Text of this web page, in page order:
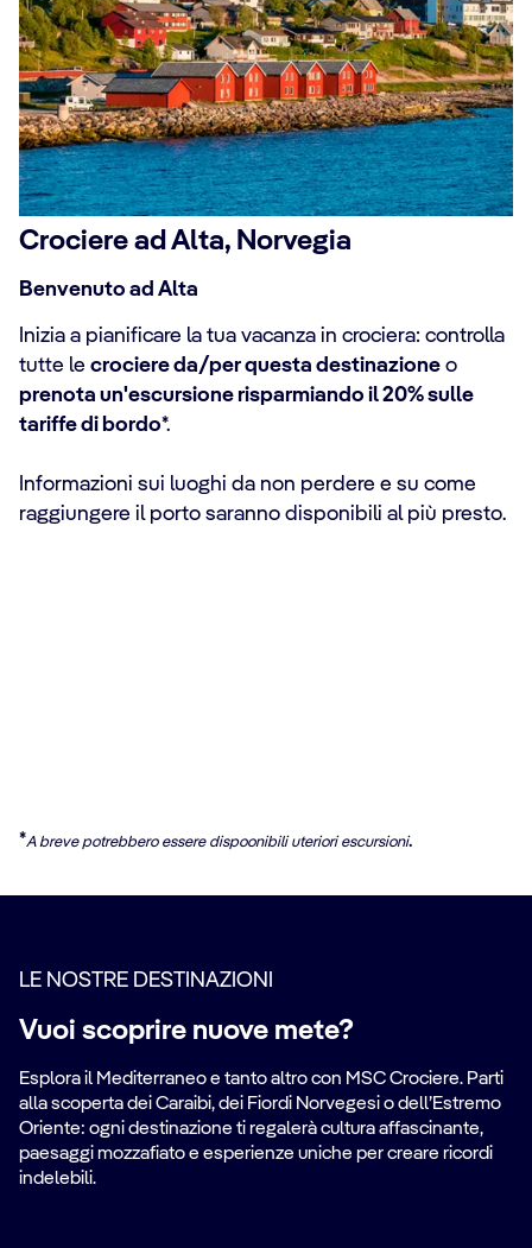
Crociere ad Alta, Norvegia
Benvenuto ad Alta
Inizia a pianificare la tua vacanza in crociera: controlla
tutte le crociere da/per questa destinazione o
prenota un'escursione risparmiando il 20% sulle
tariffe di bordo*.
Informazioni sui luoghi da non perdere e su come
raggiungere il porto saranno disponibili al più presto.
*A breve potrebbero essere dispoonibili uteriori escursioni.
LE NOSTRE DESTINAZIONI
Vuoi scoprire nuove mete?
Esplora il Mediterraneo e tanto altro con MSC Crociere. Parti
alla scoperta dei Caraibi, dei Fiordi Norvegesi o dell’Estremo
Oriente: ogni destinazione ti regalerà cultura affascinante,
paesaggi mozzafiato e esperienze uniche per creare ricordi
indelebili.